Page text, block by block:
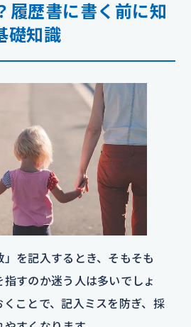
履歴書に書く前に知
礎知識
を記入するとき、そもそも
指すのか迷う人は多いでしょ
ことで、記入ミスを防ぎ、採